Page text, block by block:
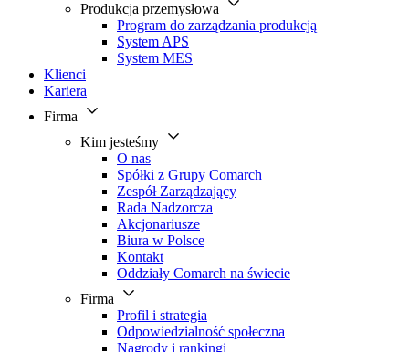
Produkcja przemysłowa
Program do zarządzania produkcją
System APS
System MES
Klienci
Kariera
Firma
Kim jesteśmy
O nas
Spółki z Grupy Comarch
Zespół Zarządzający
Rada Nadzorcza
Akcjonariusze
Biura w Polsce
Kontakt
Oddziały Comarch na świecie
Firma
Profil i strategia
Odpowiedzialność społeczna
Nagrody i rankingi